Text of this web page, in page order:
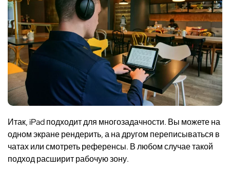
Итак, iPad подходит для многозадачности. Вы можете на
одном экране рендерить, а на другом переписываться в
чатах или смотреть референсы. В любом случае такой
подход расширит рабочую зону.